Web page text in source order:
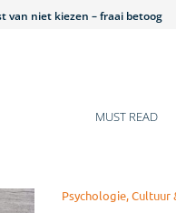
van niet kiezen – fraai betoog
MUST READ
Psychologie, Cultuur